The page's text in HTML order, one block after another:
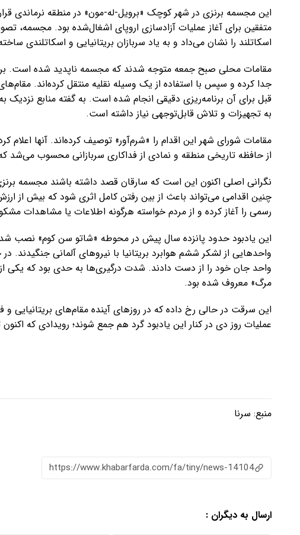
متفقین برای آغاز عملیات آزادسازی اروپای اشغال‌شده بود. مجسمه،
اسکاتلند را نشان می‌داد و به یاد سربازان بریتانیایی و اسکاتلندی
مقامات محلی صبح جمعه متوجه شدند که مجسمه ناپدید شده است.
جدا کرده و سپس با استفاده از یک وسیله نقلیه منتقل کرده‌اند.
قبل برای آن برنامه‌ریزی دقیقی انجام شده است. به گفته منابع
به تجهیزات و تلاش قابل‌توجهی نیاز داشته است.
مقامات شورای شهر این اقدام را «شرم‌آور» توصیف کرده‌اند. آنها
از حافظه تاریخی منطقه و نمادی از فداکاری سربازانی محسوب می‌شد
نگرانی اصلی اکنون این است که سارقان قصد داشته باشند مجسمه
چنین اقدامی می‌تواند باعث از بین رفتن کامل اثری شود که بیش از
رسمی را آغاز کرده و از مردم خواسته هرگونه اطلاعات یا مشاهدات
این یادبود حدود پانزده سال پیش در محوطه «شاتو سن کوم» نصب شده
واحد جان خود را از دست دادند. شدت درگیری‌ها به حدی بود که یکی
مرگ» معروف شده بود.
این سرقت در حالی رخ داده که در روزهای آینده مقام‌های بریتانیایی
عملیات روز دی در کنار این یادبود گرد هم جمع شوند؛ رویدادی که
منبع: سرنا
https://www.khabarfarda.com/fa/tiny/news-14104
ارسال به دیگران :